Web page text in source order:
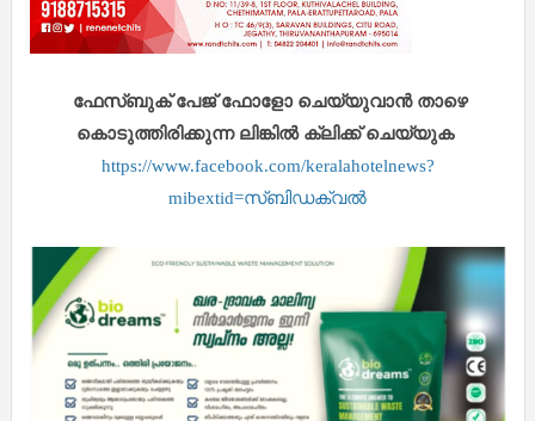
ഫേസ്ബുക് പേജ് ഫോളോ ചെയ്യുവാൻ താഴെ
കൊടുത്തിരിക്കുന്ന ലിങ്കിൽ ക്ലിക്ക് ചെയ്യുക
https://www.facebook.com/keralahotelnews?
mibextid=സ്‌ബിഡക്വൽ